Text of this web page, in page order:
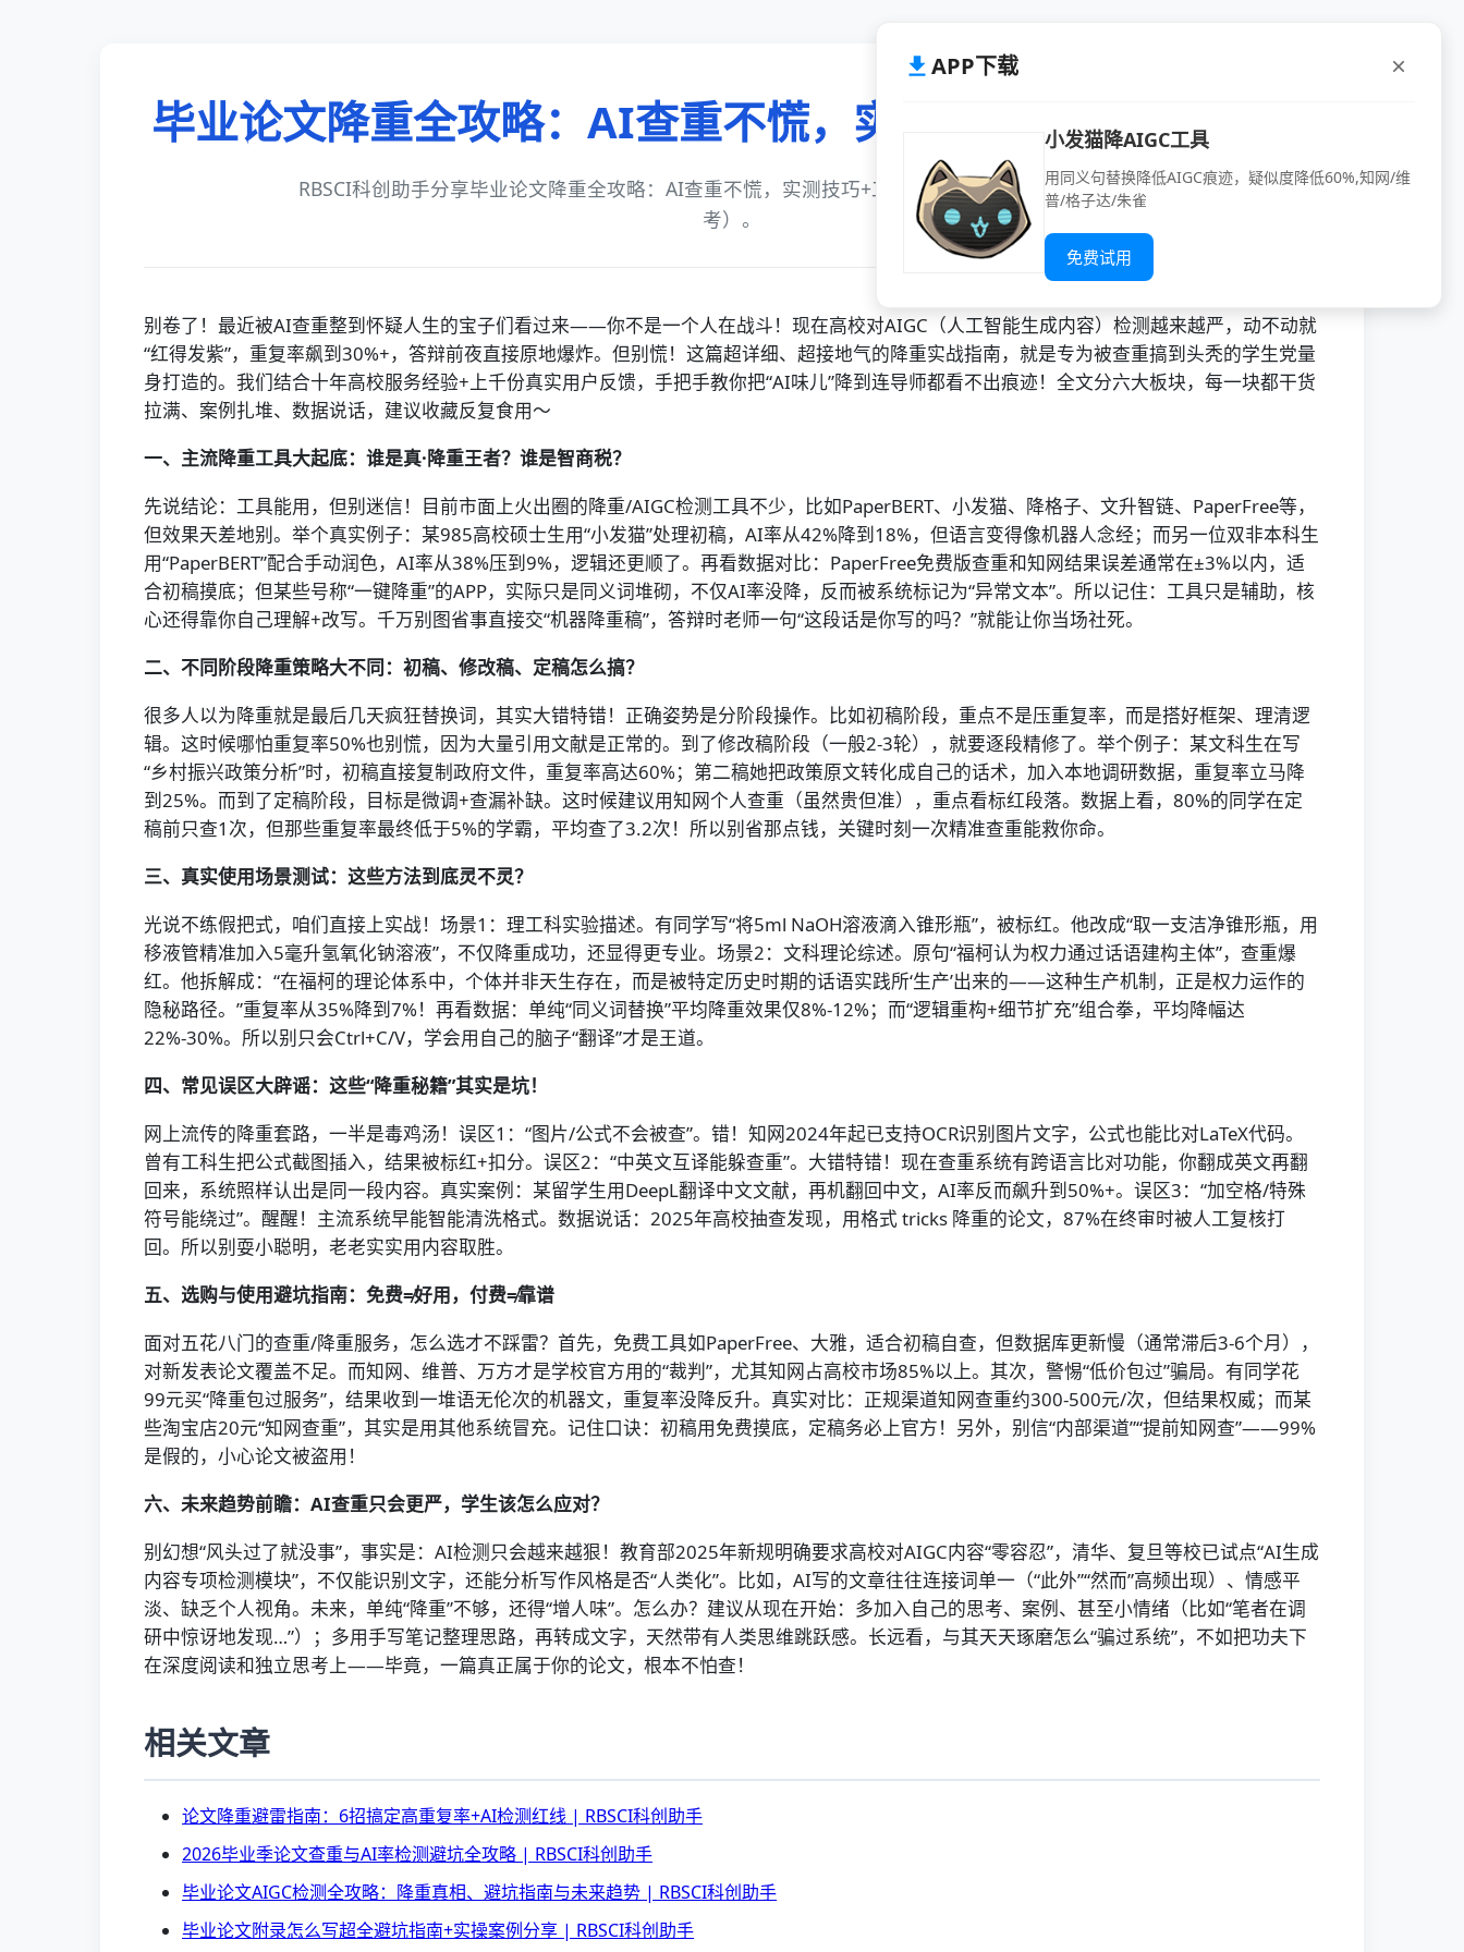
毕业论文降重全攻略：AI查重不慌，实测技巧+工具避坑指南
RBSCI科创助手分享毕业论文降重全攻略：AI查重不慌，实测技巧+工具避坑指南相关的信息（仅供参
考）。
别卷了！最近被AI查重整到怀疑人生的宝子们看过来——你不是一个人在战斗！现在高校对AIGC（人工智能生成内容）检测越来越严，动不动就
“红得发紫”，重复率飙到30%+，答辩前夜直接原地爆炸。但别慌！这篇超详细、超接地气的降重实战指南，就是专为被查重搞到头秃的学生党量
身打造的。我们结合十年高校服务经验+上千份真实用户反馈，手把手教你把“AI味儿”降到连导师都看不出痕迹！全文分六大板块，每一块都干货
拉满、案例扎堆、数据说话，建议收藏反复食用～
一、主流降重工具大起底：谁是真·降重王者？谁是智商税？
先说结论：工具能用，但别迷信！目前市面上火出圈的降重/AIGC检测工具不少，比如PaperBERT、小发猫、降格子、文升智链、PaperFree等，
但效果天差地别。举个真实例子：某985高校硕士生用“小发猫”处理初稿，AI率从42%降到18%，但语言变得像机器人念经；而另一位双非本科生
用“PaperBERT”配合手动润色，AI率从38%压到9%，逻辑还更顺了。再看数据对比：PaperFree免费版查重和知网结果误差通常在±3%以内，适
合初稿摸底；但某些号称“一键降重”的APP，实际只是同义词堆砌，不仅AI率没降，反而被系统标记为“异常文本”。所以记住：工具只是辅助，核
心还得靠你自己理解+改写。千万别图省事直接交“机器降重稿”，答辩时老师一句“这段话是你写的吗？”就能让你当场社死。
二、不同阶段降重策略大不同：初稿、修改稿、定稿怎么搞？
很多人以为降重就是最后几天疯狂替换词，其实大错特错！正确姿势是分阶段操作。比如初稿阶段，重点不是压重复率，而是搭好框架、理清逻
辑。这时候哪怕重复率50%也别慌，因为大量引用文献是正常的。到了修改稿阶段（一般2-3轮），就要逐段精修了。举个例子：某文科生在写
“乡村振兴政策分析”时，初稿直接复制政府文件，重复率高达60%；第二稿她把政策原文转化成自己的话术，加入本地调研数据，重复率立马降
到25%。而到了定稿阶段，目标是微调+查漏补缺。这时候建议用知网个人查重（虽然贵但准），重点看标红段落。数据上看，80%的同学在定
稿前只查1次，但那些重复率最终低于5%的学霸，平均查了3.2次！所以别省那点钱，关键时刻一次精准查重能救你命。
三、真实使用场景测试：这些方法到底灵不灵？
光说不练假把式，咱们直接上实战！场景1：理工科实验描述。有同学写“将5ml NaOH溶液滴入锥形瓶”，被标红。他改成“取一支洁净锥形瓶，用
移液管精准加入5毫升氢氧化钠溶液”，不仅降重成功，还显得更专业。场景2：文科理论综述。原句“福柯认为权力通过话语建构主体”，查重爆
红。他拆解成：“在福柯的理论体系中，个体并非天生存在，而是被特定历史时期的话语实践所‘生产’出来的——这种生产机制，正是权力运作的
隐秘路径。”重复率从35%降到7%！再看数据：单纯“同义词替换”平均降重效果仅8%-12%；而“逻辑重构+细节扩充”组合拳，平均降幅达
22%-30%。所以别只会Ctrl+C/V，学会用自己的脑子“翻译”才是王道。
四、常见误区大辟谣：这些“降重秘籍”其实是坑！
网上流传的降重套路，一半是毒鸡汤！误区1：“图片/公式不会被查”。错！知网2024年起已支持OCR识别图片文字，公式也能比对LaTeX代码。
曾有工科生把公式截图插入，结果被标红+扣分。误区2：“中英文互译能躲查重”。大错特错！现在查重系统有跨语言比对功能，你翻成英文再翻
回来，系统照样认出是同一段内容。真实案例：某留学生用DeepL翻译中文文献，再机翻回中文，AI率反而飙升到50%+。误区3：“加空格/特殊
符号能绕过”。醒醒！主流系统早能智能清洗格式。数据说话：2025年高校抽查发现，用格式 tricks 降重的论文，87%在终审时被人工复核打
回。所以别耍小聪明，老老实实用内容取胜。
五、选购与使用避坑指南：免费≠好用，付费≠靠谱
面对五花八门的查重/降重服务，怎么选才不踩雷？首先，免费工具如PaperFree、大雅，适合初稿自查，但数据库更新慢（通常滞后3-6个月），
对新发表论文覆盖不足。而知网、维普、万方才是学校官方用的“裁判”，尤其知网占高校市场85%以上。其次，警惕“低价包过”骗局。有同学花
99元买“降重包过服务”，结果收到一堆语无伦次的机器文，重复率没降反升。真实对比：正规渠道知网查重约300-500元/次，但结果权威；而某
些淘宝店20元“知网查重”，其实是用其他系统冒充。记住口诀：初稿用免费摸底，定稿务必上官方！另外，别信“内部渠道”“提前知网查”——99%
是假的，小心论文被盗用！
六、未来趋势前瞻：AI查重只会更严，学生该怎么应对？
别幻想“风头过了就没事”，事实是：AI检测只会越来越狠！教育部2025年新规明确要求高校对AIGC内容“零容忍”，清华、复旦等校已试点“AI生成
内容专项检测模块”，不仅能识别文字，还能分析写作风格是否“人类化”。比如，AI写的文章往往连接词单一（“此外”“然而”高频出现）、情感平
淡、缺乏个人视角。未来，单纯“降重”不够，还得“增人味”。怎么办？建议从现在开始：多加入自己的思考、案例、甚至小情绪（比如“笔者在调
研中惊讶地发现…”）；多用手写笔记整理思路，再转成文字，天然带有人类思维跳跃感。长远看，与其天天琢磨怎么“骗过系统”，不如把功夫下
在深度阅读和独立思考上——毕竟，一篇真正属于你的论文，根本不怕查！
相关文章
论文降重避雷指南：6招搞定高重复率+AI检测红线 | RBSCI科创助手
2026毕业季论文查重与AI率检测避坑全攻略 | RBSCI科创助手
毕业论文AIGC检测全攻略：降重真相、避坑指南与未来趋势 | RBSCI科创助手
毕业论文附录怎么写超全避坑指南+实操案例分享 | RBSCI科创助手
APP下载
小发猫降AIGC工具
用同义句替换降低AIGC痕迹，疑似度降低60%,知网/维
普/格子达/朱雀
免费试用